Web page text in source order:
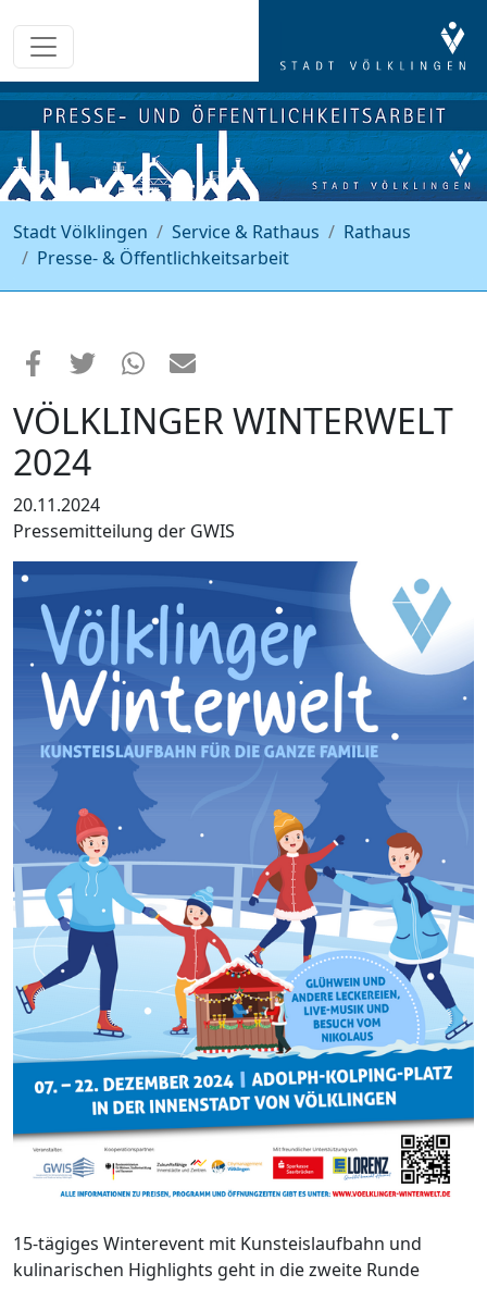
Stadt Völklingen Service & Rathaus
Rathaus
Presse- & Öffentlichkeitsarbeit
VÖLKLINGER WINTERWELT
2024
20.11.2024
Pressemitteilung der GWIS
15-tägiges Winterevent mit Kunsteislaufbahn und
kulinarischen Highlights geht in die zweite Runde